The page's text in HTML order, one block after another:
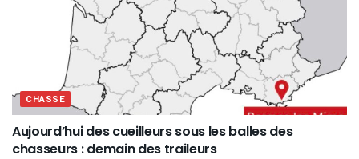
CHASSE
Aujourd’hui des cueilleurs sous les balles des
chasseurs : demain des traileurs